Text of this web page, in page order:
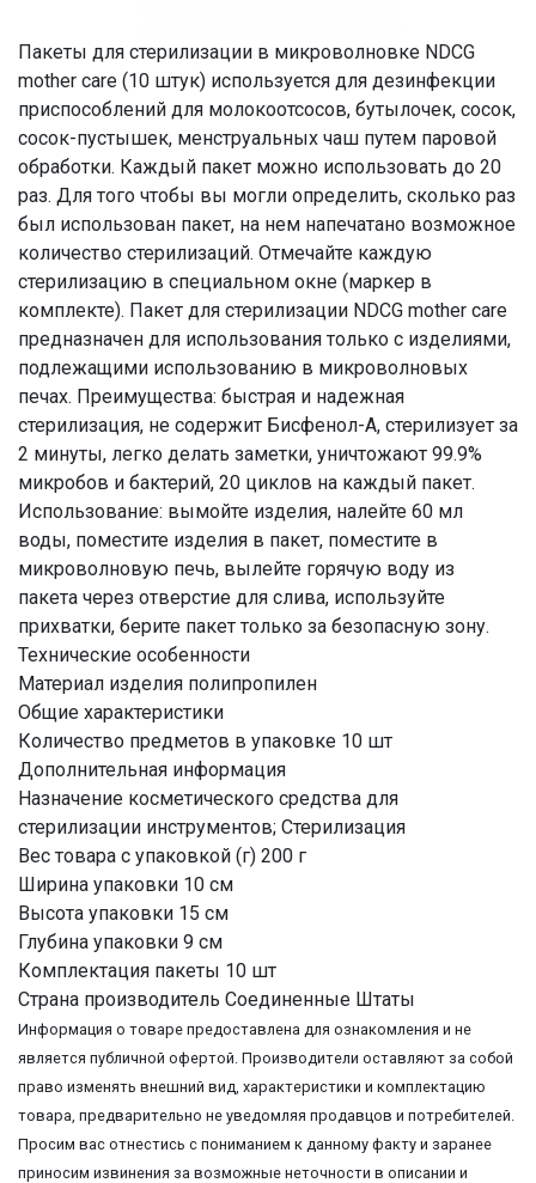
Пакеты для стерилизации в микроволновке NDCG
mother care (10 штук) используется для дезинфекции
приспособлений для молокоотсосов, бутылочек, сосок,
сосок-пустышек, менструальных чаш путем паровой
обработки. Каждый пакет можно использовать до 20
раз. Для того чтобы вы могли определить, сколько раз
был использован пакет, на нем напечатано возможное
количество стерилизаций. Отмечайте каждую
стерилизацию в специальном окне (маркер в
комплекте). Пакет для стерилизации NDCG mother care
предназначен для использования только с изделиями,
подлежащими использованию в микроволновых
печах. Преимущества: быстрая и надежная
стерилизация, не содержит Бисфенол-А, стерилизует за
2 минуты, легко делать заметки, уничтожают 99.9%
микробов и бактерий, 20 циклов на каждый пакет.
Использование: вымойте изделия, налейте 60 мл
воды, поместите изделия в пакет, поместите в
микроволновую печь, вылейте горячую воду из
пакета через отверстие для слива, используйте
прихватки, берите пакет только за безопасную зону.
Технические особенности
Материал изделия полипропилен
Общие характеристики
Количество предметов в упаковке 10 шт
Дополнительная информация
Назначение косметического средства для
стерилизации инструментов; Стерилизация
Вес товара с упаковкой (г) 200 г
Ширина упаковки 10 см
Высота упаковки 15 см
Глубина упаковки 9 см
Комплектация пакеты 10 шт
Страна производитель Соединенные Штаты
Информация о товаре предоставлена для ознакомления и не
является публичной офертой. Производители оставляют за собой
право изменять внешний вид, характеристики и комплектацию
товара, предварительно не уведомляя продавцов и потребителей.
Просим вас отнестись с пониманием к данному факту и заранее
приносим извинения за возможные неточности в описании и